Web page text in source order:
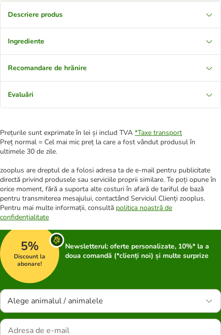
Descriere produs
Ingrediente
Recomandare de hrănire
Evaluări
Prețurile sunt exprimate în lei și includ TVA *Taxe transport
Preț normal = Cel mai mic preț la care a fost vândut produsul în
ultimele 30 de zile.
zooplus are dreptul de a folosi adresa ta de e-mail pentru publicitate
directă privind produsele sau serviciile proprii similare. Te poți opune în
orice moment, fără a suporta alte costuri în afară de tariful de bază
pentru transmiterea mesajului, contactând Serviciul Clienți zooplus.
Pentru mai multe informații, consultă politica noastră de
confidențialitate
5%
Discount la
abonare!
Newsletterul: oferte personalizate, 10%* la a
doua comandă (*clienți noi) și multe surprize
Alege animalul / animalele